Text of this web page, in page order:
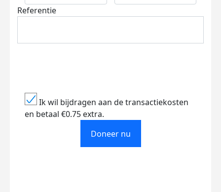
Referentie
Ik wil bijdragen aan de transactiekosten
en betaal €0.75 extra.
Doneer nu